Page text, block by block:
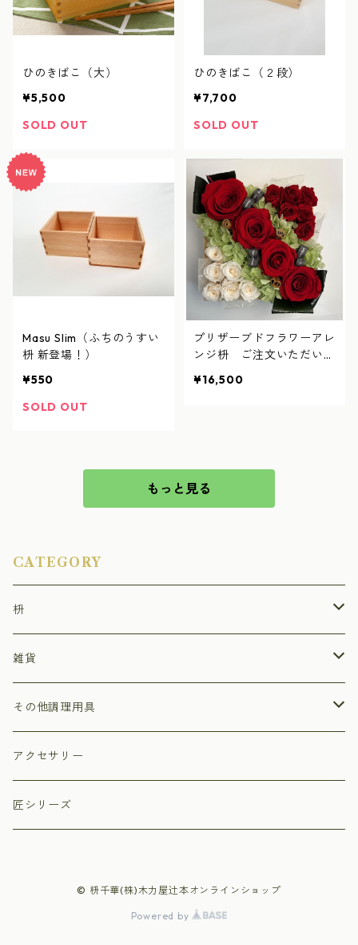
ひのきばこ（大）
¥5,500
SOLD OUT
ひのきばこ（２段）
¥7,700
SOLD OUT
Masu Slim（ふちのうすい
枡 新登場！）
¥550
SOLD OUT
プリザーブドフラワーアレ
ンジ枡 ご注文いただいて
¥16,500
もっと見る
CATEGORY
枡
ひのき枡
杉枡
デザイン枡
福枡
プリザーブドフラワーアレンジ枡
雑貨
ストラップ
小物入れ
ペン立て
その他調理用具
まな板
押しずし型
アクセサリー
匠シリーズ
© 枡千華(株)木力屋辻本オンラインショップ
Powered by